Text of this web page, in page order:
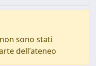
sono stati
dell'ateneo